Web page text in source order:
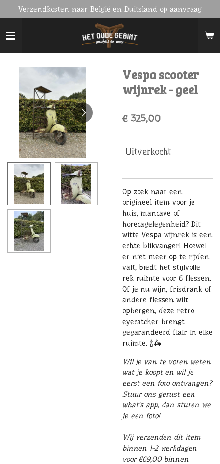
direct
naar
de
hoofdinhoud
Verzendkosten naar België en Duitsland op aanvraag
Vespa scooter
wijnrek - geel
€ 325,00
Uitverkocht
Op zoek naar een
origineel item voor je
huis, mancave of
horecagelegenheid? Dit
witte Vespa wijnrek is een
echte blikvanger! Hoewel
er niet meer op te rijden
valt, biedt het stijlvolle
rek ruimte voor 6 flessen.
Of je nu wijn, frisdrank of
andere flessen wilt
opbergen, deze retro
eyecatcher brengt
gegarandeerd flair in elke
ruimte. 🍾🛵
Wil je van te voren weten
wat je koopt en wil je
eerst een foto ontvangen?
Stuur ons gerust een
what's app, dan sturen we
je een foto!
Wij verzenden dit item
binnen 1-2 werkdagen
voor €69,00 binnen